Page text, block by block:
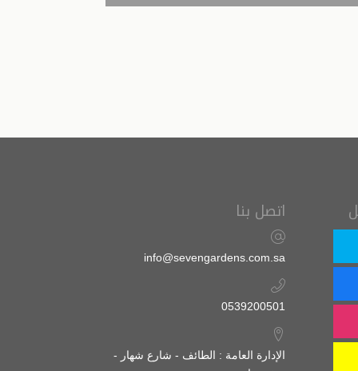
اتصل بنا
info@sevengardens.com.sa
0539200501
الإدارة العامة : الطائف - شارع شهار -